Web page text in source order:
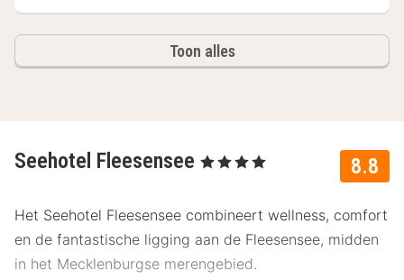
Toon alles
8.8
Seehotel Fleesensee , 4 Sterren
Het Seehotel Fleesensee combineert wellness, comfort
en de fantastische ligging aan de Fleesensee, midden
in het Mecklenburgse merengebied.